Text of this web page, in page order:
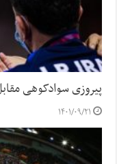
پیروزی سوادکوهی
۱۴۰۱/۰۹/۲۱